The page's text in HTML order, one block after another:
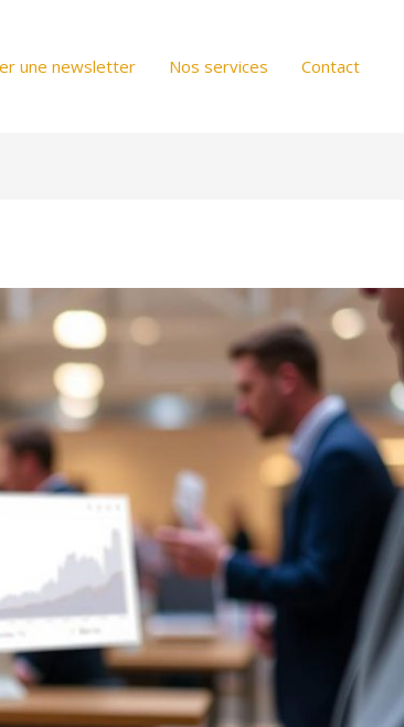
une newsletter Nos services Contact